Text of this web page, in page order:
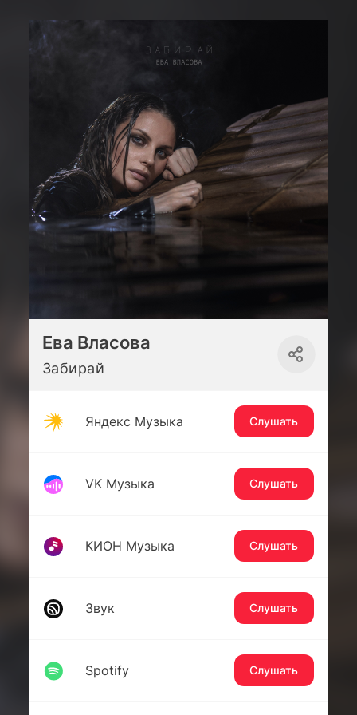
Ева Власова
Забирай
Яндекс Музыка Слушать
VK Музыка Слушать
КИОН Музыка Слушать
Звук Слушать
Spotify Слушать